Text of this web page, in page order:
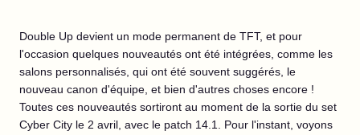
Double Up devient un mode permanent de TFT, et pour
l'occasion quelques nouveautés ont été intégrées, comme les
salons personnalisés, qui ont été souvent suggérés, le
nouveau canon d'équipe, et bien d'autres choses encore !
Toutes ces nouveautés sortiront au moment de la sortie du set
Cyber City le 2 avril, avec le patch 14.1. Pour l'instant, voyons